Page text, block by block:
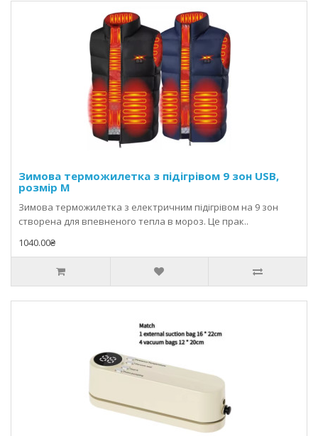
Зимова терможилетка з підігрівом 9 зон USB,
розмір M
Зимова терможилетка з електричним підігрівом на 9 зон
створена для впевненого тепла в мороз. Це прак..
1040.00₴